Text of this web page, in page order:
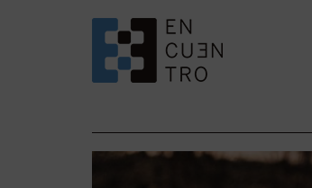
SALTAR AL CONTENIDO.